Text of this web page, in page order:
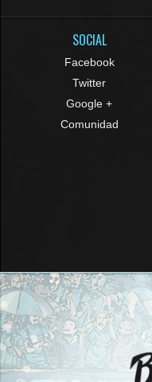
SOCIAL
Facebook
Twitter
Google +
Comunidad